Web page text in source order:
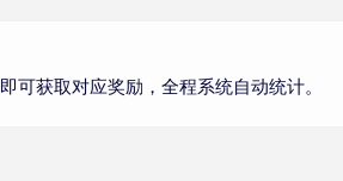
可获取对应奖励，全程系统自动统计。